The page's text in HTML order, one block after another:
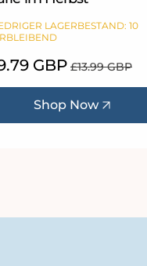
LAGERBESTAND: 10
GBP Normaler
£13.99 GBP
Shop Now